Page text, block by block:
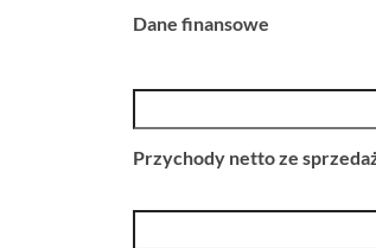
Dane finansowe
Przychody netto ze